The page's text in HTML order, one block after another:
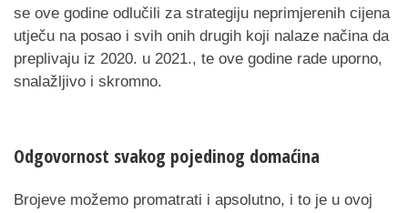
se ove godine odlučili za strategiju neprimjerenih cijena
utječu na posao i svih onih drugih koji nalaze načina da
preplivaju iz 2020. u 2021., te ove godine rade uporno,
snalažljivo i skromno.
Odgovornost svakog pojedinog domaćina
Brojeve možemo promatrati i apsolutno, i to je u ovoj